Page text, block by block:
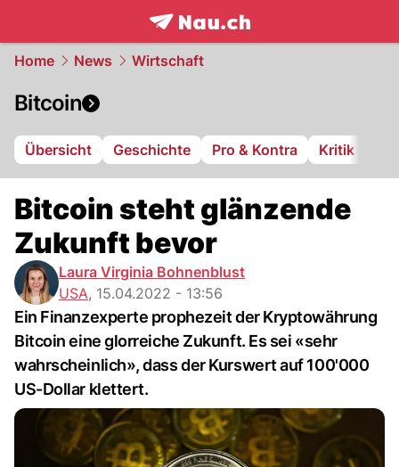
frontpage.NAU.ch
Home News Wirtschaft
Bitcoin
Übersicht Geschichte Pro & Kontra Kritik
Bitcoin steht glänzende
Zukunft bevor
Laura Virginia Bohnenblust
USA, 15.04.2022 - 13:56
Ein Finanzexperte prophezeit der Kryptowährung
Bitcoin eine glorreiche Zukunft. Es sei «sehr
wahrscheinlich», dass der Kurswert auf 100'000
US-Dollar klettert.